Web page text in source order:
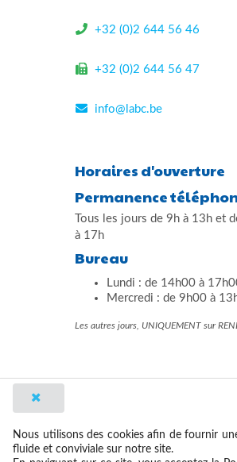
+32 (0)2 644 56 46
+32 (0)2 644 56 47
info@labc.be
Horaires d'ouverture
Permanence
Tous les jours de 9h à 13h et
à 17h
Bureau
Lundi : de 14h00 à
Mercredi : de 9h00 à
Les autres jours, UNIQUEMENT sur
made by
Nous utilisons des cookies afin de fournir
fluide et conviviale sur notre site.